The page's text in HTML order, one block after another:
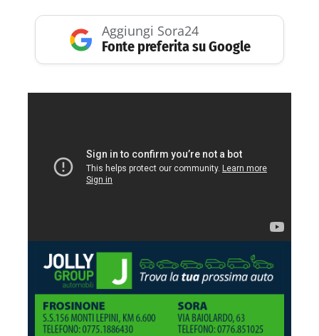
Aggiungi Sora24
Fonte preferita su Google